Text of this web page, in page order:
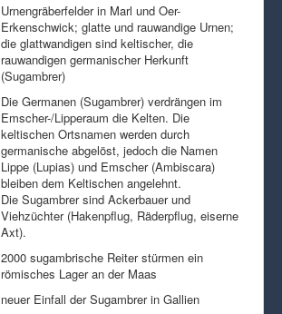
Urnengräberfelder in Marl und Oer-
Erkenschwick; glatte und rauwandige Urnen;
die glattwandigen sind keltischer, die
rauwandigen germanischer Herkunft
(Sugambrer)
Die Germanen (Sugambrer) verdrängen im
Emscher-/Lipperaum die Kelten. Die
keltischen Ortsnamen werden durch
germanische abgelöst, jedoch die Namen
Lippe (Lupias) und Emscher (Ambiscara)
bleiben dem Keltischen angelehnt.
Die Sugambrer sind Ackerbauer und
Viehzüchter (Hakenpflug, Räderpflug, eiserne
Axt).
2000 sugambrische Reiter stürmen ein
römisches Lager an der Maas
neuer Einfall der Sugambrer in Gallien